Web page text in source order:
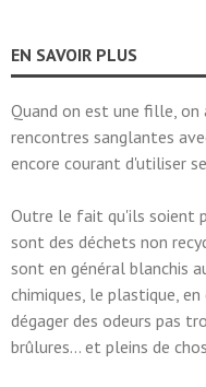
EN SAVOIR PLUS
Quand on est une fille, on
rencontres sanglantes
encore courant d'utiliser
Outre le fait qu'ils soient
sont des déchets non
sont en général blanchis
chimiques, le plastique,
dégager des odeurs pas
brûlures... et pleins de